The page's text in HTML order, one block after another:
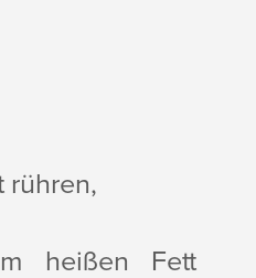
rühren,
heißen Fett